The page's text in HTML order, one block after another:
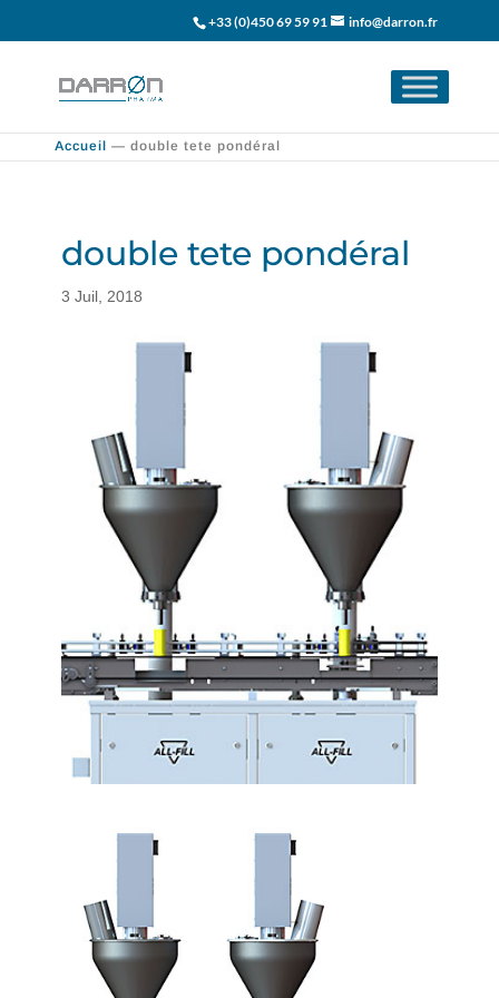
+33 (0)450 69 59 91 info@darron.fr
Accueil — double tete pondéral
double tete pondéral
3 Juil, 2018